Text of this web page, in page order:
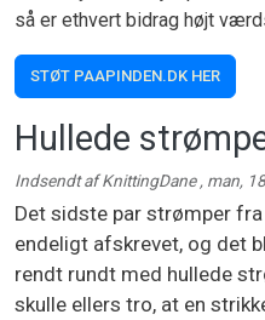
så er ethvert bidrag højt
STØT PAAPINDEN.DK HER
Hullede
Indsendt afKnittingDane , man,
Det sidste par strømper
endeligt afskrevet, og det
rendt rundt med hullede
skulle ellers tro, at en